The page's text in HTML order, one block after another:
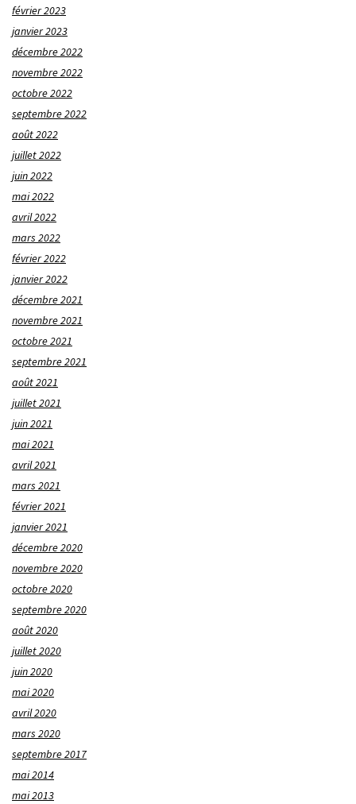
février 2023
janvier 2023
décembre 2022
novembre 2022
octobre 2022
septembre 2022
août 2022
juillet 2022
juin 2022
mai 2022
avril 2022
mars 2022
février 2022
janvier 2022
décembre 2021
novembre 2021
octobre 2021
septembre 2021
août 2021
juillet 2021
juin 2021
mai 2021
avril 2021
mars 2021
février 2021
janvier 2021
décembre 2020
novembre 2020
octobre 2020
septembre 2020
août 2020
juillet 2020
juin 2020
mai 2020
avril 2020
mars 2020
septembre 2017
mai 2014
mai 2013